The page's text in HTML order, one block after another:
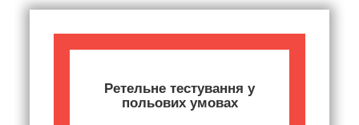
Ретельне тестування у
польових умовах